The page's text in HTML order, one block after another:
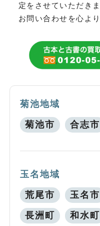
定をさせていただきま
お問い合わせを心よ
菊池地域
菊池市 合志市
玉名地域
荒尾市 玉名市
長洲町 和水町